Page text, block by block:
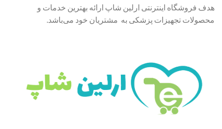
هدف فروشگاه اینترنتی ارلین شاپ ارائه بهترین خدمات و
محصولات تجهیزات پزشکی به مشتریان خود می‌باشد.